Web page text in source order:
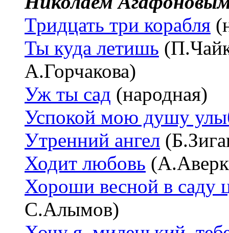
Тридцать три корабля
Ты куда летишь
А.Горчакова)
Уж ты сад (народная)
Успокой мою душу
Утренний ангел
Ходит любовь
Хороши весной в саду
С.Алымов)